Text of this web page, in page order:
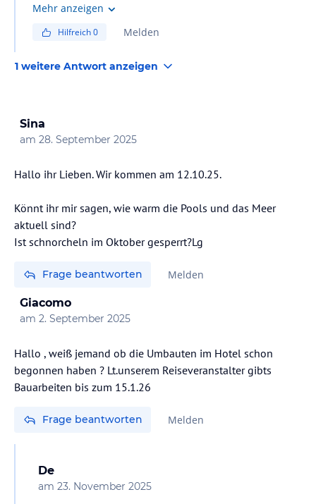
Mehr anzeigen
Hilfreich0 Melden
1 weitere Antwort anzeigen
Sina
am 28. September 2025
Hallo ihr Lieben. Wir kommen am 12.10.25.
Könnt ihr mir sagen, wie warm die Pools und das Meer
aktuell sind?
Ist schnorcheln im Oktober gesperrt?Lg
Frage beantworten Melden
Giacomo
am 2. September 2025
Hallo , weiß jemand ob die Umbauten im Hotel schon
begonnen haben ? Lt.unserem Reiseveranstalter gibts
Bauarbeiten bis zum 15.1.26
Frage beantworten Melden
De
am 23. November 2025